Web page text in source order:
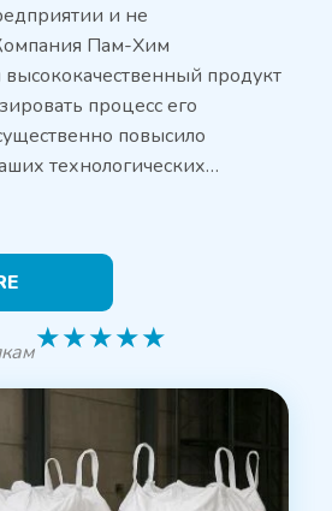
и не
Пам-Хим
высококачественный продукт
процесс его
повысило
технологических…
★★★★★